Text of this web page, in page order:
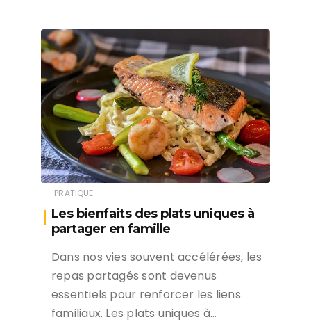
PRATIQUE
Les bienfaits des plats uniques à
partager en famille
Dans nos vies souvent accélérées, les
repas partagés sont devenus
essentiels pour renforcer les liens
familiaux. Les plats uniques à…